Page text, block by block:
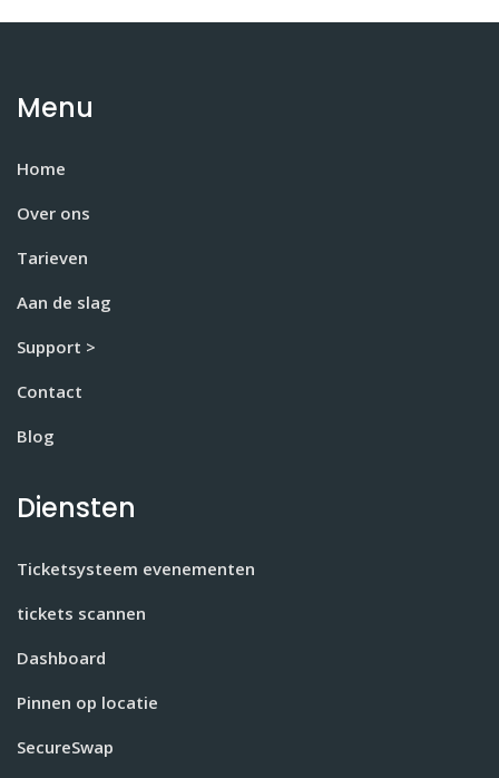
Menu
Home
Over ons
Tarieven
Aan de slag
Support >
Contact
Blog
Diensten
Ticketsysteem evenementen
tickets scannen
Dashboard
Pinnen op locatie
SecureSwap